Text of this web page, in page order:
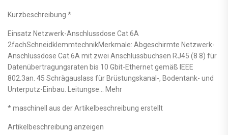
Kurzbeschreibung *
Einsatz Netzwerk-Anschlussdose Cat.6A
2fachSchneidklemmtechnikMerkmale: Abgeschirmte Netzwerk-
Anschlussdose Cat.6A mit zwei Anschlussbuchsen RJ45 (8 8) für
Datenübertragungsraten bis 10 Gbit-Ethernet gemäß IEEE
802.3an. 45 Schrägauslass für Brüstungskanal-, Bodentank- und
Unterputz-Einbau. Leitungse… Mehr
* maschinell aus der Artikelbeschreibung erstellt
Artikelbeschreibung anzeigen